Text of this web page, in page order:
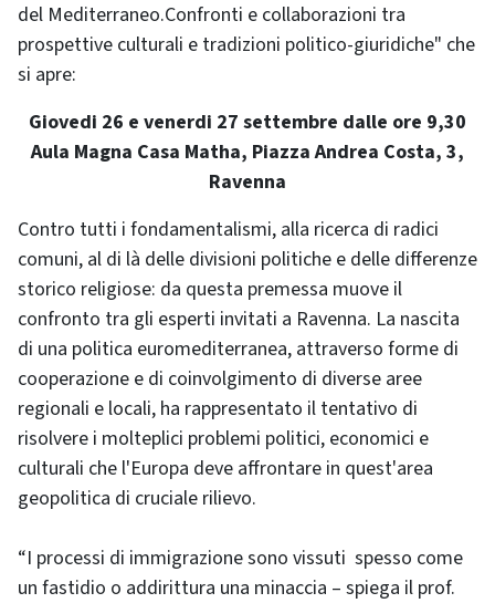
del Mediterraneo.Confronti e collaborazioni tra
prospettive culturali e tradizioni politico-giuridiche" che
si apre:
Giovedi 26 e venerdi 27 settembre dalle ore 9,30
Aula Magna Casa Matha, Piazza Andrea Costa, 3,
Ravenna
Contro tutti i fondamentalismi, alla ricerca di radici
comuni, al di là delle divisioni politiche e delle differenze
storico religiose: da questa premessa muove il
confronto tra gli esperti invitati a Ravenna. La nascita
di una politica euromediterranea, attraverso forme di
cooperazione e di coinvolgimento di diverse aree
regionali e locali, ha rappresentato il tentativo di
risolvere i molteplici problemi politici, economici e
culturali che l'Europa deve affrontare in quest'area
geopolitica di cruciale rilievo.
“I processi di immigrazione sono vissuti spesso come
un fastidio o addirittura una minaccia – spiega il prof.